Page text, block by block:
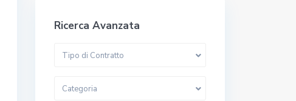
Ricerca Avanzata
Tipo di Contratto
Categoria